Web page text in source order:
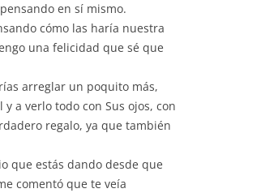
en sí mismo.
cómo las haría nuestra
una felicidad que sé que
arreglar un poquito más,
a verlo todo con Sus ojos, con
regalo, ya que también
que estás dando desde que
comentó que te veía